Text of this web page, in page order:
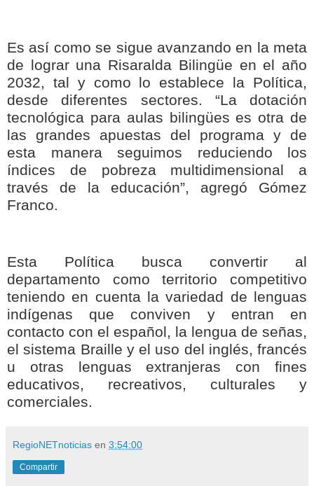
Es así como se sigue avanzando en la meta
de lograr una Risaralda Bilingüe en el año
2032, tal y como lo establece la Política,
desde diferentes sectores. “La dotación
tecnológica para aulas bilingües es otra de
las grandes apuestas del programa y de
esta manera seguimos reduciendo los
índices de pobreza multidimensional a
través de la educación”, agregó Gómez
Franco.
Esta Política busca convertir al
departamento como territorio competitivo
teniendo en cuenta la variedad de lenguas
indígenas que conviven y entran en
contacto con el español, la lengua de señas,
el sistema Braille y el uso del inglés, francés
u otras lenguas extranjeras con fines
educativos, recreativos, culturales y
comerciales.
RegioNETnoticias en 3:54:00
Compartir